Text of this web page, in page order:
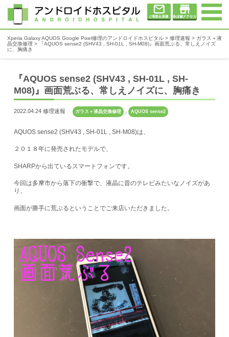
Xperia Galaxy AQUOS Google Pixel修理のアンドロイドホスピタル > 修理速報 > ガラス＋液
晶交換修理 >
『AQUOS sense2 (SHV43 , SH-01L , SH-M08)』画面荒ぶる、常しえノイズ
に、胸痛き
『AQUOS sense2 (SHV43 , SH-01L , SH-
M08)』画面荒ぶる、常しえノイズに、胸痛き
2022.04.24 修理速報 ガラス＋液晶交換修理 , AQUOS sense2
AQUOS sense2 (SHV43 , SH-01L , SH-M08)は、
２０１８年に発売されたモデルで、
SHARPから出ているスマートフォンです。
今回は多摩市から落下の衝撃で、液晶に昔のテレビみたいなノイズがあ
り、
画面が勝手に荒ぶるということでご来店いただきました。